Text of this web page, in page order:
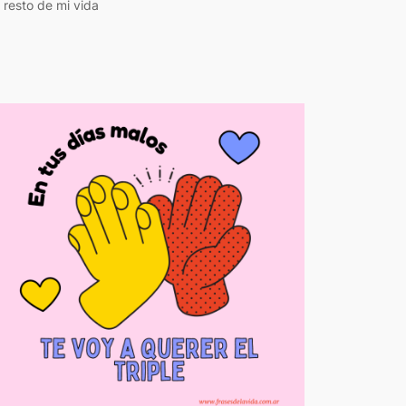
resto de mi vida